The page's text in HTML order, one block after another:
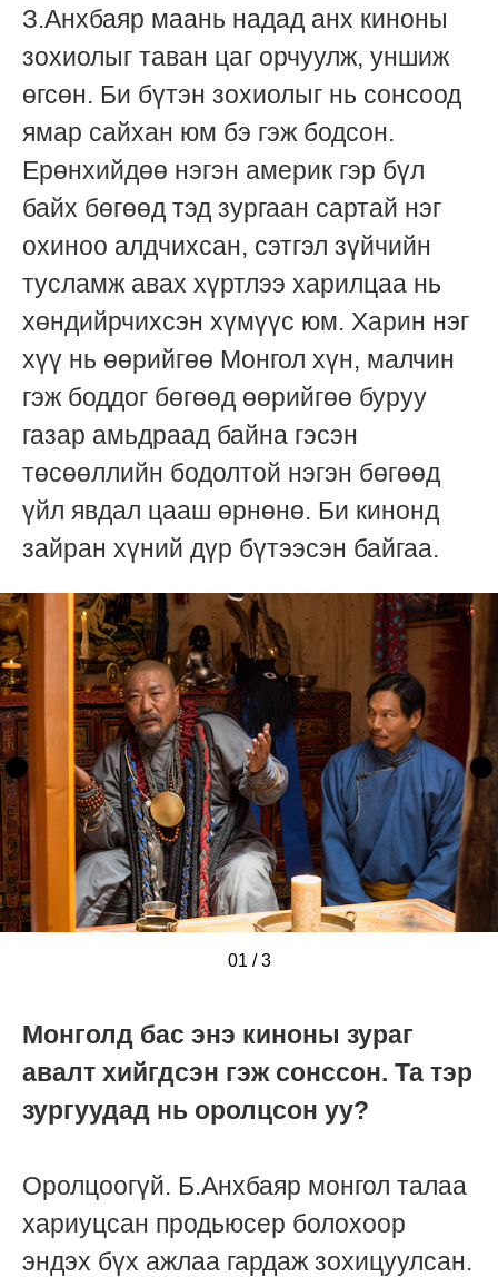
З.Анхбаяр маань надад анх киноны
зохиолыг таван цаг орчуулж, уншиж
өгсөн. Би бүтэн зохиолыг нь сонсоод
ямар сайхан юм бэ гэж бодсон.
Ерөнхийдөө нэгэн америк гэр бүл
байх бөгөөд тэд зургаан сартай нэг
охиноо алдчихсан, сэтгэл зүйчийн
тусламж авах хүртлээ харилцаа нь
хөндийрчихсэн хүмүүс юм. Харин нэг
хүү нь өөрийгөө Монгол хүн, малчин
гэж боддог бөгөөд өөрийгөө буруу
газар амьдраад байна гэсэн
төсөөллийн бодолтой нэгэн бөгөөд
үйл явдал цааш өрнөнө. Би кинонд
зайран хүний дүр бүтээсэн байгаа.
01 / 3
//
Монголд бас энэ киноны зураг
авалт хийгдсэн гэж сонссон. Та тэр
зургуудад нь оролцсон уу?
Оролцоогүй. Б.Анхбаяр монгол талаа
хариуцсан продьюсер болохоор
эндэх бүх ажлаа гардаж зохицуулсан.